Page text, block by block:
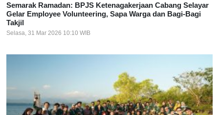
Semarak Ramadan: BPJS Ketenagakerjaan Cabang Selayar
Gelar Employee Volunteering, Sapa Warga dan Bagi-Bagi
Takjil
Selasa, 31 Mar 2026 10:10 WIB